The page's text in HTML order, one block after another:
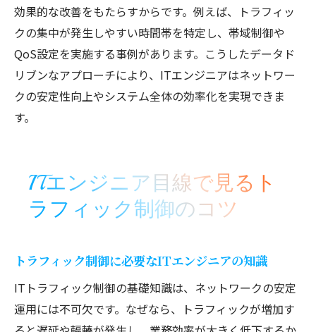
効果的な改善をもたらすからです。例えば、トラフィッ
クの集中が発生しやすい時間帯を特定し、帯域制御や
QoS設定を実施する事例があります。こうしたデータド
リブンなアプローチにより、ITエンジニアはネットワー
クの安定性向上やシステム全体の効率化を実現できま
す。
ITエンジニア目線で見るト
ラフィック制御のコツ
トラフィック制御に必要なITエンジニアの知識
ITトラフィック制御の基礎知識は、ネットワークの安定
運用には不可欠です。なぜなら、トラフィックが増加す